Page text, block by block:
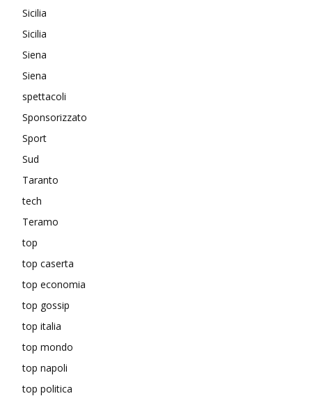
Sicilia
Sicilia
Siena
Siena
spettacoli
Sponsorizzato
Sport
Sud
Taranto
tech
Teramo
top
top caserta
top economia
top gossip
top italia
top mondo
top napoli
top politica